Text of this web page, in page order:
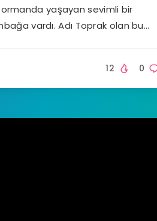
yaşayan sevimli bir
vardı. Adı Toprak olan bu…
0
12